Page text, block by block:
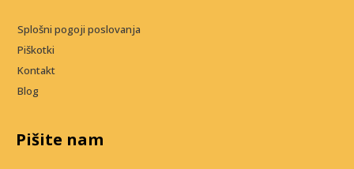
Splošni pogoji poslovanja
Piškotki
Kontakt
Blog
Pišite nam